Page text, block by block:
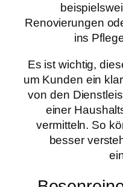
Renovierungen
ins
Es ist wichtig,
um Kunden ein
von den
einer
vermitteln. So
besser